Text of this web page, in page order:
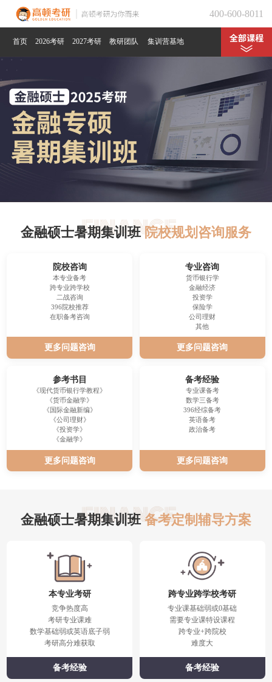
400-600-8011
首页 2026考研 2027考研 教研团队 集训营基地
金融硕士暑期集训班院校规划咨询服务
院校咨询
本专业备考
跨专业跨学校
二战咨询
396院校推荐
在职备考咨询
更多问题咨询
专业咨询
货币银行学
金融经济
投资学
保险学
公司理财
其他
更多问题咨询
参考书目
《现代货币银行学教程》
《货币金融学》
《国际金融新编》
《公司理财》
《投资学》
《金融学》
更多问题咨询
备考经验
专业课备考
数学三备考
396经综备考
英语备考
政治备考
更多问题咨询
金融硕士暑期集训班备考定制辅导方案
本专业考研
竞争热度高
考研专业课难
数学基础弱或英语底子弱
考研高分难获取
备考经验
跨专业跨学校考研
专业课基础弱或0基础
需要专业课特设课程
跨专业+跨院校
难度大
备考经验